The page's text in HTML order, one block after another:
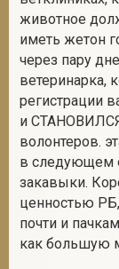
животное
иметь жетон
через пару
ветеринарка,
регистрации
и
волонтеров.
в следующем
закавыки.
ценностью
почти и
как большую